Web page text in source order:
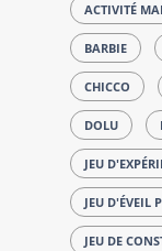
ACTIVITÉ
BARBIE
CHICCO
DOLU
JEU
JEU D'ÉVEIL
JEU DE